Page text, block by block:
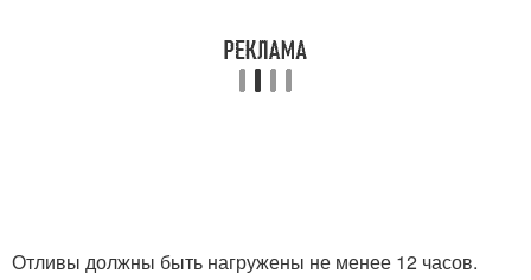
Отливы должны быть нагружены не менее 12 часов.